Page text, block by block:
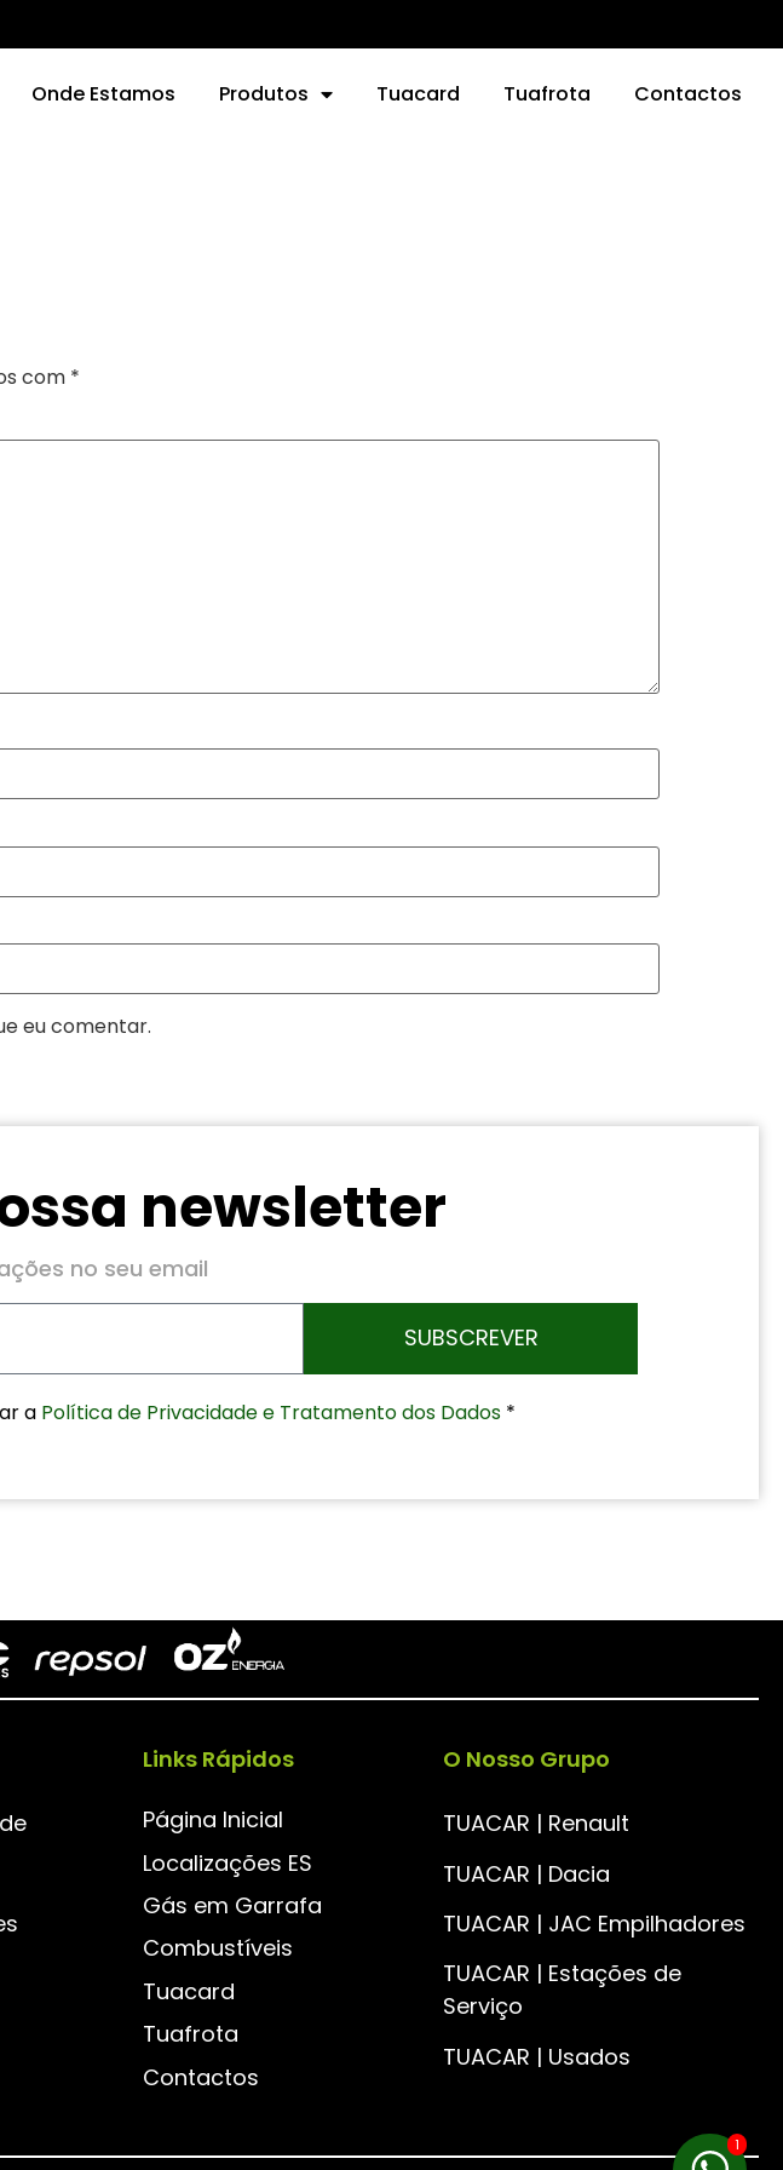
Onde Estamos Produtos Tuacard Tuafrota Contactos
com *
eu comentar.
newsletter
no seu email
SUBSCREVER
a Política de Privacidade e Tratamento dos Dados *
Links Rápidos
Página Inicial
Localizações ES
Gás em Garrafa
Combustíveis
Tuacard
Tuafrota
Contactos
O Nosso Grupo
TUACAR | Renault
TUACAR | Dacia
TUACAR | JAC Empilhadores
TUACAR | Estações de
Serviço
TUACAR | Usados
1